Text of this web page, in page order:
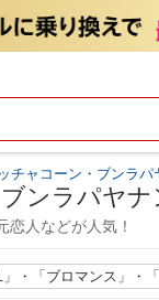
チャコーン・ブンラパ
ンラパヤ
人などが人気！
」・「ブロマンス」・